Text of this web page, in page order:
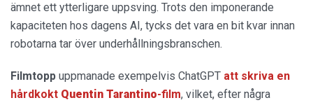
ämnet ett ytterligare uppsving. Trots den imponerande
kapaciteten hos dagens AI, tycks det vara en bit kvar innan
robotarna tar över underhållningsbranschen.
Filmtopp uppmanade exempelvis ChatGPT att skriva en
hårdkokt Quentin Tarantino-film, vilket, efter några